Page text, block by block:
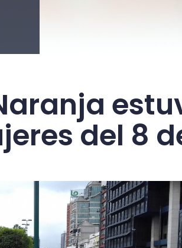
del 8